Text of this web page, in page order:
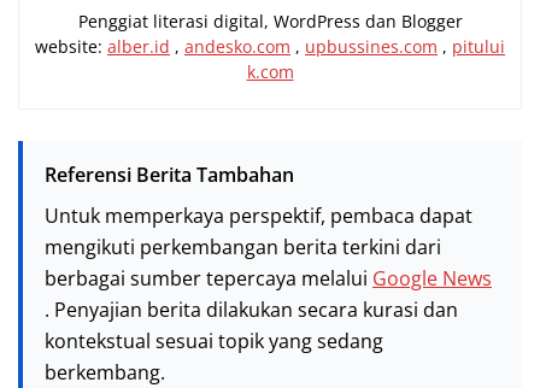
Penggiat literasi digital, WordPress dan Blogger
website: alber.id , andesko.com , upbussines.com , pitului
k.com
Referensi Berita Tambahan
Untuk memperkaya perspektif, pembaca dapat
mengikuti perkembangan berita terkini dari
berbagai sumber tepercaya melalui Google News
. Penyajian berita dilakukan secara kurasi dan
kontekstual sesuai topik yang sedang
berkembang.